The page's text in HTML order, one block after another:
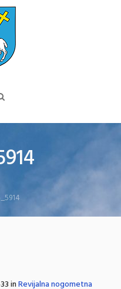
inRevijalna nogometna